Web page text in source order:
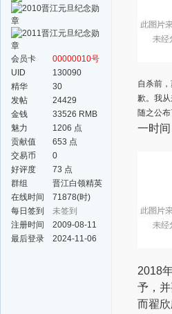
会员卡
00000010号
UID
130090
精华
30
发帖
24429
金钱
33526 RMB
魅力
1206 点
贡献值
653 点
交易币
0
好评度
73 点
群组
晋江白领精英
群
在线时间
71878(时)
每日签到
未签到
注册时间
2009-08-11
最后登录
2024-11-06
自杀前
歉。我
随之公
一时
2018
予，并
而翟